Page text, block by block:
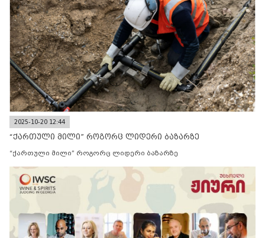
2025-10-20 12:44
“ქართული მილი” როგორც ლიდერი ბაზარზე
“ქართული მილი” როგორც ლიდერი ბაზარზე